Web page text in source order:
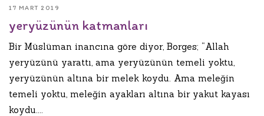
17 MART 2019
yeryüzünün katmanları
Bir Müslüman inancına göre diyor, Borges; “Allah
yeryüzünü yarattı, ama yeryüzünün temeli yoktu,
yeryüzünün altına bir melek koydu. Ama mele­ğin
temeli yoktu, meleğin ayakları altına bir yakut ka­yası
koydu....